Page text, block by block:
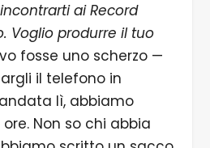
ai Record
Voglio produrre il tuo
fosse uno scherzo —
il telefono in
lì, abbiamo
Non so chi abbia